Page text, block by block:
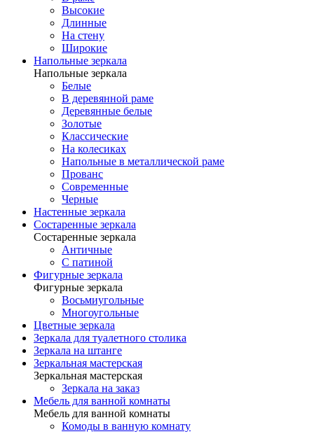
Высокие
Длинные
На стену
Широкие
Напольные зеркала
Напольные зеркала
Белые
В деревянной раме
Деревянные белые
Золотые
Классические
На колесиках
Напольные в металлической раме
Прованс
Современные
Черные
Настенные зеркала
Состаренные зеркала
Состаренные зеркала
Античные
С патиной
Фигурные зеркала
Фигурные зеркала
Восьмиугольные
Многоугольные
Цветные зеркала
Зеркала для туалетного столика
Зеркала на штанге
Зеркальная мастерская
Зеркальная мастерская
Зеркала на заказ
Мебель для ванной комнаты
Мебель для ванной комнаты
Комоды в ванную комнату